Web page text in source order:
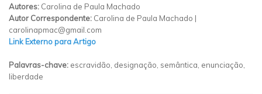
Autores: Carolina de Paula Machado
Autor Correspondente: Carolina de Paula Machado |
carolinapmac@gmail.com
Link Externo para Artigo
Palavras-chave: escravidão, designação, semântica, enunciação,
liberdade